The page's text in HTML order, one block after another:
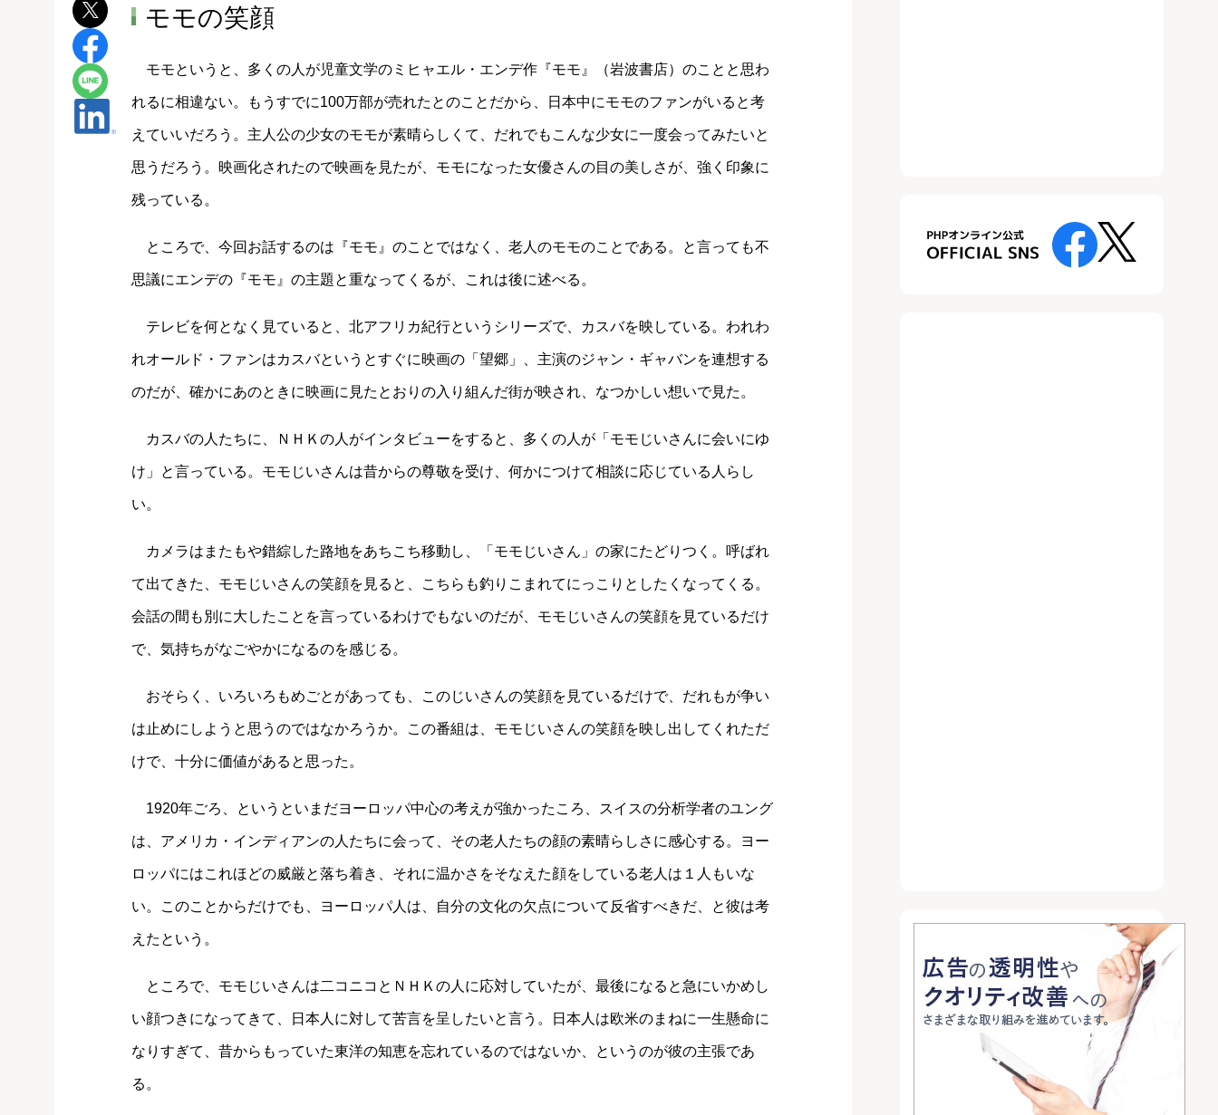
モモの笑顔
モモというと、多くの人が児童文学のミヒャエル・エンデ作『モモ』（岩波書店）のことと思わ
れるに相違ない。もうすでに100万部が売れたとのことだから、日本中にモモのファンがいると考
えていいだろう。主人公の少女のモモが素晴らしくて、だれでもこんな少女に一度会ってみたいと
思うだろう。映画化されたので映画を見たが、モモになった女優さんの目の美しさが、強く印象に
残っている。
ところで、今回お話するのは『モモ』のことではなく、老人のモモのことである。と言っても不
思議にエンデの『モモ』の主題と重なってくるが、これは後に述べる。
テレビを何となく見ていると、北アフリカ紀行というシリーズで、カスバを映している。われわ
れオールド・ファンはカスバというとすぐに映画の「望郷」、主演のジャン・ギャバンを連想する
のだが、確かにあのときに映画に見たとおりの入り組んだ街が映され、なつかしい想いで見た。
カスバの人たちに、ＮＨＫの人がインタビューをすると、多くの人が「モモじいさんに会いにゆ
け」と言っている。モモじいさんは昔からの尊敬を受け、何かにつけて相談に応じている人らし
い。
カメラはまたもや錯綜した路地をあちこち移動し、「モモじいさん」の家にたどりつく。呼ばれ
て出てきた、モモじいさんの笑顔を見ると、こちらも釣りこまれてにっこりとしたくなってくる。
会話の間も別に大したことを言っているわけでもないのだが、モモじいさんの笑顔を見ているだけ
で、気持ちがなごやかになるのを感じる。
おそらく、いろいろもめごとがあっても、このじいさんの笑顔を見ているだけで、だれもが争い
は止めにしようと思うのではなかろうか。この番組は、モモじいさんの笑顔を映し出してくれただ
けで、十分に価値があると思った。
1920年ごろ、というといまだヨーロッパ中心の考えが強かったころ、スイスの分析学者のユング
は、アメリカ・インディアンの人たちに会って、その老人たちの顔の素晴らしさに感心する。ヨー
ロッパにはこれほどの威厳と落ち着き、それに温かさをそなえた顔をしている老人は１人もいな
い。このことからだけでも、ヨーロッパ人は、自分の文化の欠点について反省すべきだ、と彼は考
えたという。
ところで、モモじいさんは二コニコとＮＨＫの人に応対していたが、最後になると急にいかめし
い顔つきになってきて、日本人に対して苦言を呈したいと言う。日本人は欧米のまねに一生懸命に
なりすぎて、昔からもっていた東洋の知恵を忘れているのではないか、というのが彼の主張であ
る。